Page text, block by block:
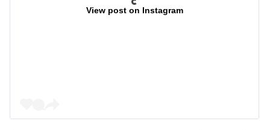
View post on Instagram